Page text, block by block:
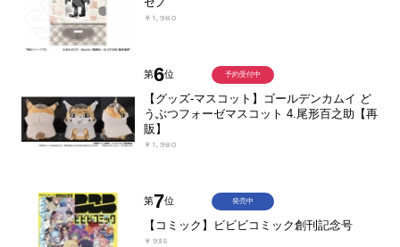
￥1,980
第6位
【グッズ-マスコット】ゴールデンカムイ ど
うぶつフォーゼマスコット 4.尾形百之助【再
販】
￥1,980
予約受付中
第7位
【コミック】ビビビコミック創刊記念号
￥935
発売中